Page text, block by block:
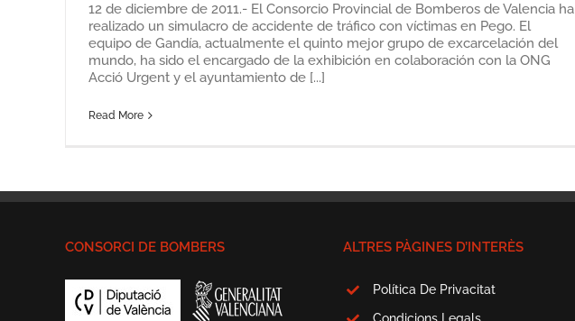
12 de diciembre de 2011.- El Consorcio Provincial de Bomberos de Valencia ha
realizado un simulacro de accidente de tráfico con víctimas en Pego. El
equipo de Gandía, actualmente el quinto mejor grupo de excarcelación del
mundo, ha sido el encargado de la exhibición en colaboración con la ONG
Acció Urgent y el ayuntamiento de [...]
Read More
CONSORCI DE BOMBERS ALTRES PÀGINES D’INTERÈS
Política De Privacitat